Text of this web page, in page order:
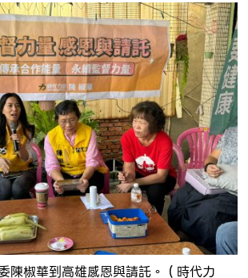
陳椒華到高雄感恩與請託。（時代力